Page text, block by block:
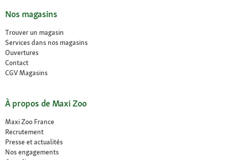
Nos magasins
Trouver un magasin
Services dans nos magasins
Ouvertures
Contact
CGV Magasins
À propos de Maxi Zoo
Maxi Zoo France
Recrutement
Presse et actualités
Nos engagements